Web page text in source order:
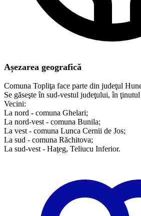
Așezarea geografică
Comuna Topliţa face parte din judeţul
Se găseşte în sud-vestul judeţului, în
Vecini:
La nord - comuna Ghelari;
La nord-vest - comuna Bunila;
La vest - comuna Lunca Cernii de Jos;
La sud - comuna Răchitova;
La sud-vest - Haţeg, Teliucu Inferior.